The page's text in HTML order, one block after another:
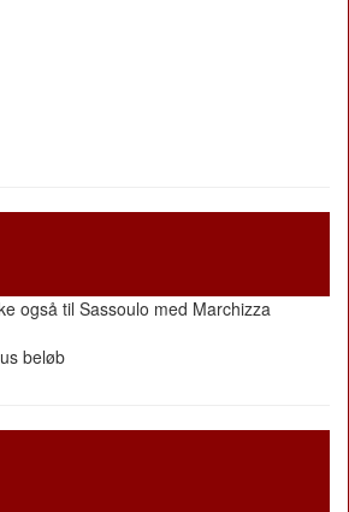
også til Sassoulo med Marchizza
beløb